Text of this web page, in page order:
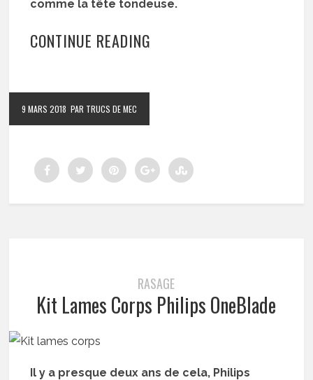
comme la tête tondeuse.
CONTINUE READING
9 MARS 2018 PAR TRUCS DE MEC
RASAGE
Kit Lames Corps Philips OneBlade
Il y a presque deux ans de cela, Philips